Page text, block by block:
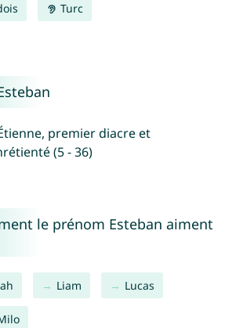
Turc
premier diacre et
(5 - 36)
le prénom Esteban aiment
Liam Lucas